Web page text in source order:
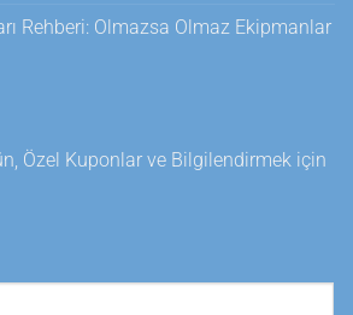
Rehberi: Olmazsa Olmaz Ekipmanlar
Özel Kuponlar ve Bilgilendirmek için